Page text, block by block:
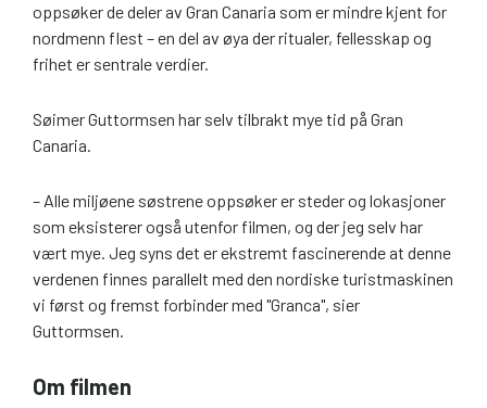
oppsøker de deler av Gran Canaria som er mindre kjent for
nordmenn flest – en del av øya der ritualer, fellesskap og
frihet er sentrale verdier.
Søimer Guttormsen har selv tilbrakt mye tid på Gran
Canaria.
– Alle miljøene søstrene oppsøker er steder og lokasjoner
som eksisterer også utenfor filmen, og der jeg selv har
vært mye. Jeg syns det er ekstremt fascinerende at denne
verdenen finnes parallelt med den nordiske turistmaskinen
vi først og fremst forbinder med "Granca", sier
Guttormsen.
Om filmen